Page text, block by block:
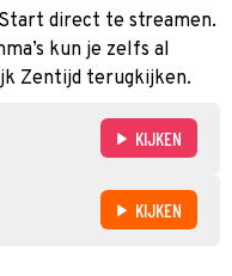
direct te streamen.
kun je zelfs al
Zentijd terugkijken.
KIJKEN
KIJKEN